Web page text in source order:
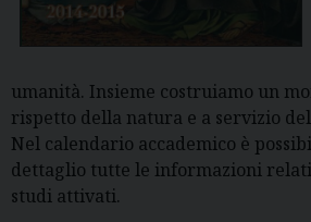
umanità. Insieme costruiamo un
rispetto della natura e a servizio
Nel calendario accademico è
dettaglio tutte le informazioni
studi attivati.